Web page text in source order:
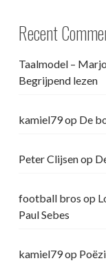
Recent
Taalmodel –
Begrijpend lezen
kamiel79op De
Peter Clijsenop
football bros op
Paul Sebes
kamiel79op